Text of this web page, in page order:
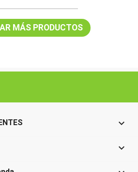
MÁS PRODUCTOS

